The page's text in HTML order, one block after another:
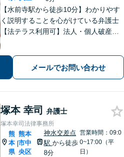
【水前寺駅から徒歩10分】わかりやす
く説明することを心がけている弁護士
【法テラス利用可】法人・個人破産申
対応でスムーズに解決できるよう尽力
します。
メールでお問い合わせ
塚本 幸司 弁護士
塚本幸司法律事務所
熊
本
県
|
熊本
市中
央区
神水交差点
駅 から徒歩
8分
営業時間：09:0
0~17:00（平
日）